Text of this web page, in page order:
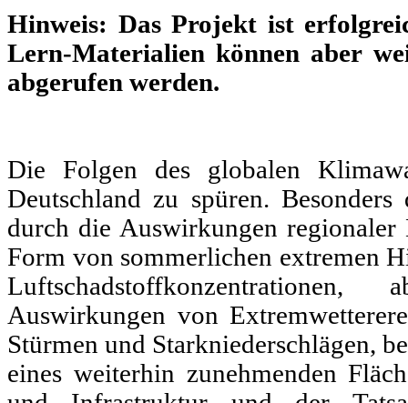
Hinweis: Das Projekt ist
Lern-Materialien können aber
abgerufen werden.
Die Folgen des globalen
Deutschland zu spüren.
durch die Auswirkungen
Form von sommerlichen extremen
Auswirkungen von
Stürmen und Starkniederschlägen,
eines weiterhin zunehmenden